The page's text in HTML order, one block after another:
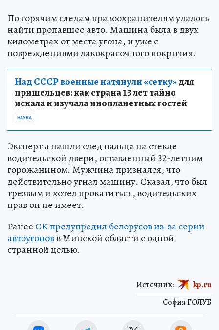
По горячим следам правоохранителям удалось
найти пропавшее авто. Машина была в двух
километрах от места угона, и уже с
повреждениями лакокрасочного покрытия.
Над СССР военные натянули «сетку»для
пришельцев: как страна 13 лет тайно
искала и изучала инопланетных гостей
НАУКА
Эксперты нашли след пальца на стекле
водительской двери, оставленный 32-летним
горожанином. Мужчина признался, что
действительно угнал машину. Сказал, что был
трезвым и хотел прокатиться, водительских
прав он не имеет.
Ранее СК предупредил белорусов из-за серии
автоугоновв Минской области с одной
странной целью.
София ГОЛУБ
Источник: kp.ru